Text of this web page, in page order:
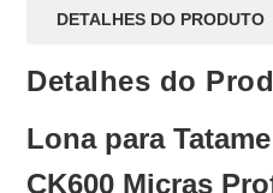
DETALHES DO PRODUTO
Detalhes do
Lona para
CK600 Micras